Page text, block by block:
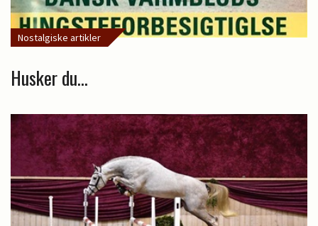
Nostalgiske artikler
Husker du...